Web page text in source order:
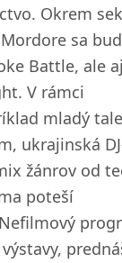
Okrem
sa
Battle, ale
V rámci
mladý
ukrajinská
žánrov od
poteší